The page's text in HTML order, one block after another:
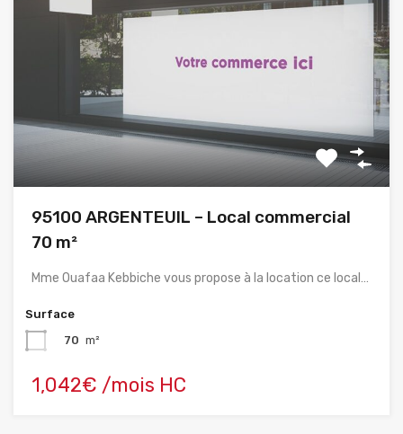
95100 ARGENTEUIL – Local commercial
70 m²
Mme Ouafaa Kebbiche vous propose à la location ce local…
Surface
70 m²
1,042€ /mois HC